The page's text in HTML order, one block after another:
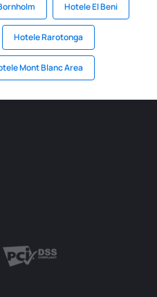
Hotele El Beni
Hotele Rarotonga
Mont Blanc Area